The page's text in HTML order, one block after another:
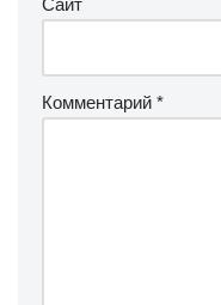
Сайт
Комментарий *